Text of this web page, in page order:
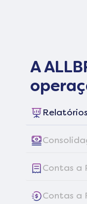
A
Contas a
Contas a